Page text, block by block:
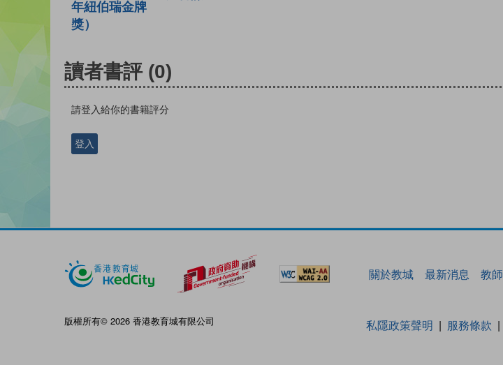
年紐伯瑞金牌
獎）
讀者書評 (0)
請登入給你的書籍評分
登入
關於教城 最新消息 教師
版權所有© 2026 香港教育城有限公司 私隱政策聲明 服務條款